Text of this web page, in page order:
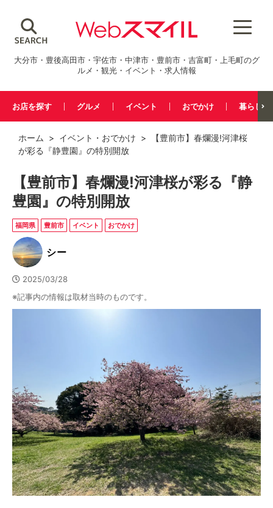
大分市・豊後高田市・宇佐市・中津市・豊前市・吉富町・上毛町のグ
ルメ・観光・イベント・求人情報
お店を探す グルメ イベント おでかけ 暮らし
ホーム > イベント ・ おでかけ > 【豊前市】春爛漫!河津桜
が彩る『静豊園』の特別開放
【豊前市】春爛漫!河津桜が彩る『静
豊園』の特別開放
福岡県 豊前市 イベント おでかけ
シー
2025/03/28
※記事内の情報は取材当時のものです。